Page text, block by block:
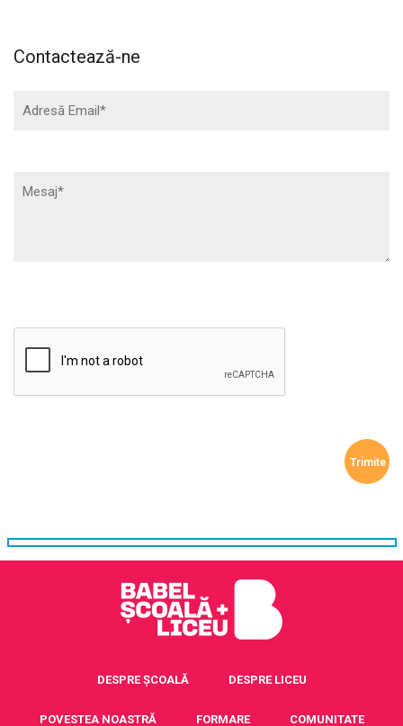
Contactează-ne
DESPRE ȘCOALĂ DESPRE LICEU
POVESTEA NOASTRĂ FORMARE COMUNITATE